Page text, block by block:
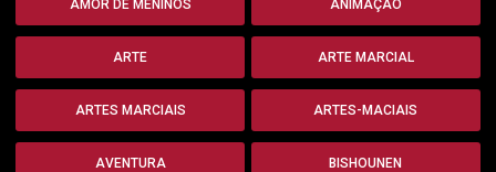
AMOR DE MENINOS ANIMAÇÃO
ARTE ARTE MARCIAL
ARTES MARCIAIS ARTES-MACIAIS
AVENTURA BISHOUNEN